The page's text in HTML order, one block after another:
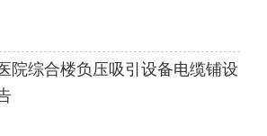
院综合楼负压吸引设备电缆铺设